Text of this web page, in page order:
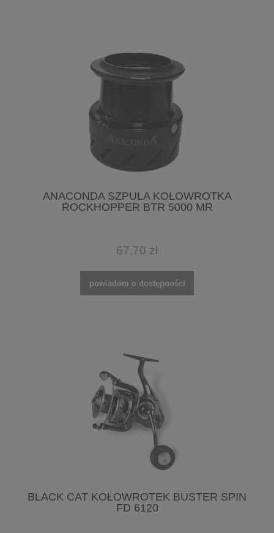
ANACONDA SZPULA KOŁOWROTKA
ROCKHOPPER BTR 5000 MR
67,70 zł
powiadom o dostępności
BLACK CAT KOŁOWROTEK BUSTER SPIN
FD 6120